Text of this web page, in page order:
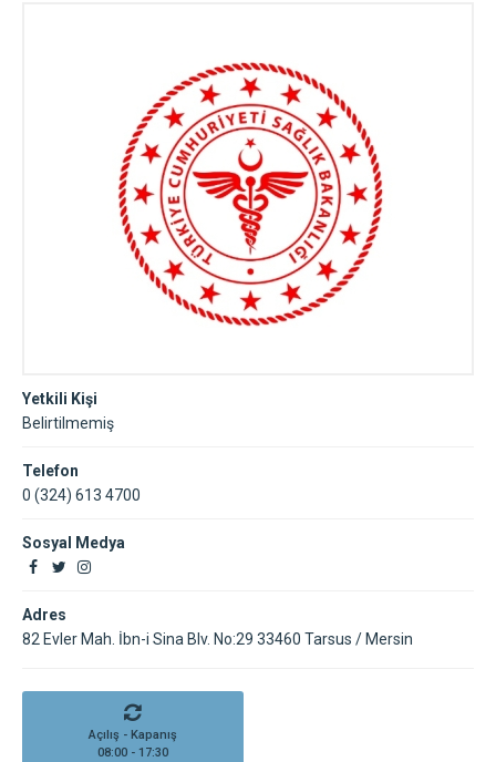
Yetkili Kişi
Belirtilmemiş
Telefon
0 (324) 613 4700
Sosyal Medya
Adres
82 Evler Mah. İbn-i Sina Blv. No:29 33460 Tarsus / Mersin
Açılış - Kapanış
08:00 - 17:30